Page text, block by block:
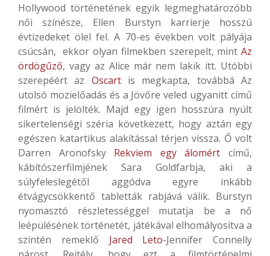
Hollywood történetének egyik legmeghatározóbb
női színésze, Ellen Burstyn karrierje hosszú
évtizedeket ölel fel. A 70-es években volt pályája
csúcsán, ekkor olyan filmekben szerepelt, mint Az
ördögűző, vagy az Alice már nem lakik itt. Utóbbi
szerepéért az Oscartis megkapta, továbbá Az
utolsó mozielőadás és a Jövőre veled ugyanitt című
filmért is jelölték. Majd egy igen hosszúra nyúlt
sikertelenségi széria következett, hogy aztán egy
egészen katartikus alakítással térjen vissza. Ő volt
Darren Aronofsky Rekviem egy álomért című,
kábítószerfilmjének Sara Goldfarbja, aki a
súlyfeleslegétől aggódva egyre inkább
étvágycsökkentő tabletták rabjává válik. Burstyn
nyomasztó részletességgel mutatja be a nő
leépülésének történetét, játékával elhomályosítva a
szintén remeklő Jared Leto-Jennifer Connelly